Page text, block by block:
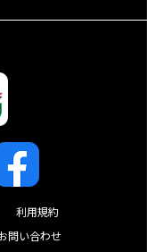
利用規約
問い合わせ